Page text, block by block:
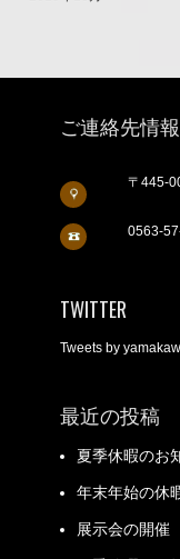
ご連絡先情報
〒445-
0563-
TWITTER
Tweets by
最近の投稿
夏季休暇のお
年末年始の休
展示会の開催